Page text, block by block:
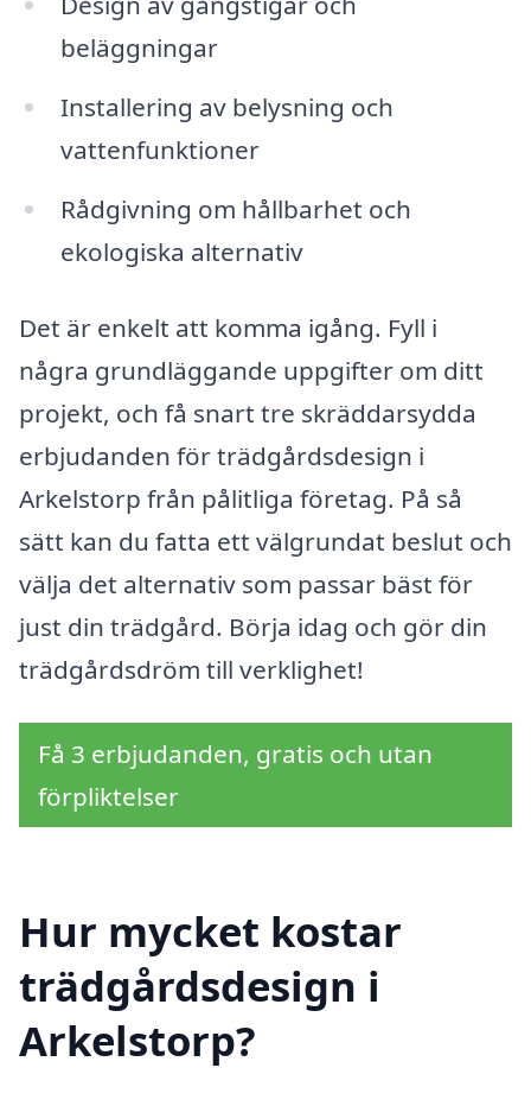
beläggningar
Installering av belysning och
vattenfunktioner
Rådgivning om hållbarhet och
ekologiska alternativ
Det är enkelt att komma igång. Fyll i
några grundläggande uppgifter om ditt
projekt, och få snart tre skräddarsydda
erbjudanden för trädgårdsdesign i
Arkelstorp från pålitliga företag. På så
sätt kan du fatta ett välgrundat beslut och
välja det alternativ som passar bäst för
just din trädgård. Börja idag och gör din
trädgårdsdröm till verklighet!
Få 3 erbjudanden, gratis och utan
förpliktelser
Hur mycket kostar
trädgårdsdesign i
Arkelstorp?